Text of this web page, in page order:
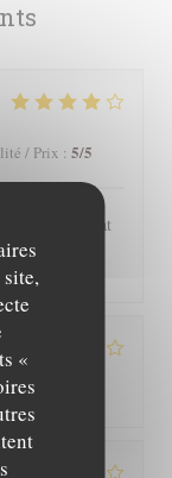
«
/ Prix : 5/5
verbaasd dat
waren
/ Prix